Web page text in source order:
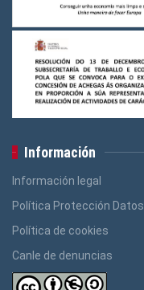
Información
Información legal
Política Protección Datos
Política de cookies
Canle de denuncias